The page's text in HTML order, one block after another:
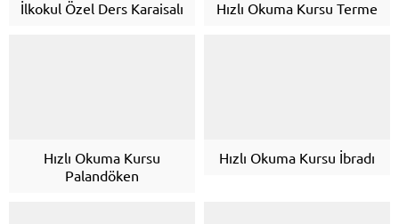
İlkokul Özel Ders Karaisalı Hızlı Okuma Kursu Terme
Hızlı Okuma Kursu
Palandöken
Hızlı Okuma Kursu İbradı